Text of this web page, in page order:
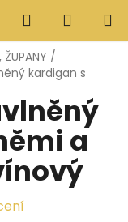
Hledat
KOŠÍK
ŽUPANY /
kardigan s
a